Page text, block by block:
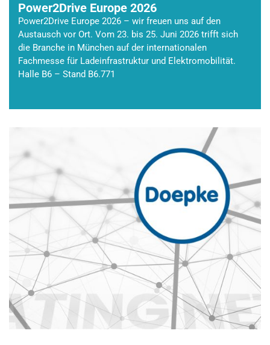
Power2Drive Europe 2026
Power2Drive Europe 2026 – wir freuen uns auf den
Austausch vor Ort. Vom 23. bis 25. Juni 2026 trifft sich
die Branche in München auf der internationalen
Fachmesse für Ladeinfrastruktur und Elektromobilität.
Halle B6 – Stand B6.771